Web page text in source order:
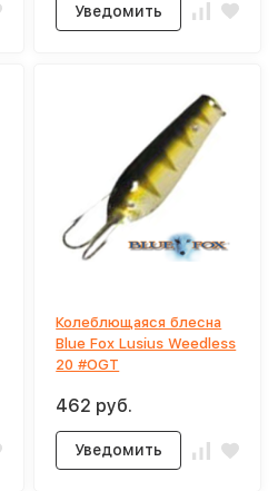
Уведомить
Колеблющаяся блесна
Blue Fox Lusius Weedless
20 #OGT
462 руб.
Уведомить